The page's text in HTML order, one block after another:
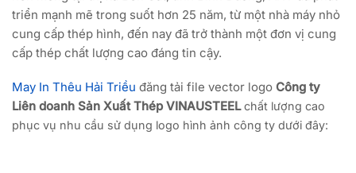
triển mạnh mẽ trong suốt hơn 25 năm, từ một nhà máy nhỏ
cung cấp thép hình, đến nay đã trở thành một đơn vị cung
cấp thép chất lượng cao đáng tin cậy.
May In Thêu Hải Triều đăng tải file vector logo Công ty
Liên doanh Sản Xuất Thép VINAUSTEELchất lượng cao
phục vụ nhu cầu sử dụng logo hình ảnh công ty dưới đây: